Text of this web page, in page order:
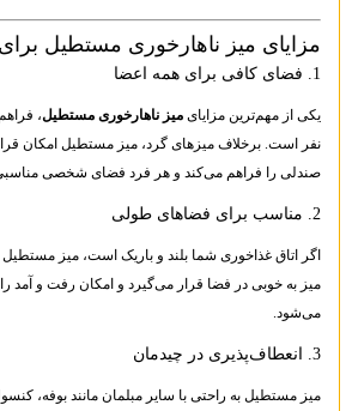
مزایای میز ناهارخوری مستطیل برای ۸ نفر
یکی از مهم‌ترین مزایایمیز ناهارخوری مستطیل
نفر است. برخلاف میزهای گرد، میز مستطیل امکان قرار
صندلی را فراهم می‌کند و هر فرد فضای شخصی مناسبی
اگر اتاق غذاخوری شما بلند و باریک است، میز مستطیل
میز به خوبی در فضا قرار می‌گیرد و امکان رفت و آمد
می‌شود.
میز مستطیل به راحتی با سایر مبلمان مانند بوفه، کنسول